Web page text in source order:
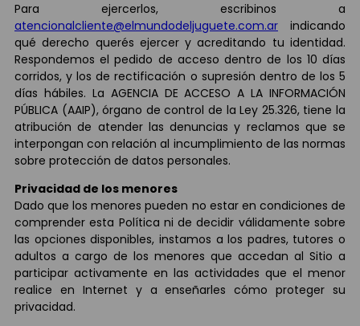
Para ejercerlos, escribinos a
atencionalcliente@elmundodeljuguete.com.ar indicando
qué derecho querés ejercer y acreditando tu identidad.
Respondemos el pedido de acceso dentro de los 10 días
corridos, y los de rectificación o supresión dentro de los 5
días hábiles. La AGENCIA DE ACCESO A LA INFORMACIÓN
PÚBLICA (AAIP), órgano de control de la Ley 25.326, tiene la
atribución de atender las denuncias y reclamos que se
interpongan con relación al incumplimiento de las normas
sobre protección de datos personales.
Privacidad de los menores
Dado que los menores pueden no estar en condiciones de
comprender esta Política ni de decidir válidamente sobre
las opciones disponibles, instamos a los padres, tutores o
adultos a cargo de los menores que accedan al Sitio a
participar activamente en las actividades que el menor
realice en Internet y a enseñarles cómo proteger su
privacidad.